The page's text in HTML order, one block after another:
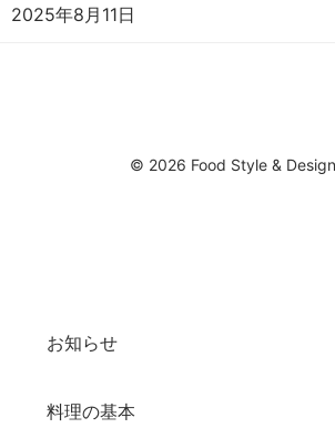
2025年8月11日
© 2026 Food Style &
お知らせ
料理の基本